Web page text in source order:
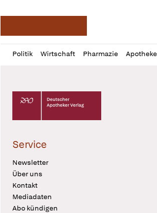
Politik Wirtschaft Pharmazie
Profil
öffnen
Daz
Pur
Deutscher Apotheker Verlag Logo
Service
Newsletter
Über uns
Kontakt
Mediadaten
Abo kündigen